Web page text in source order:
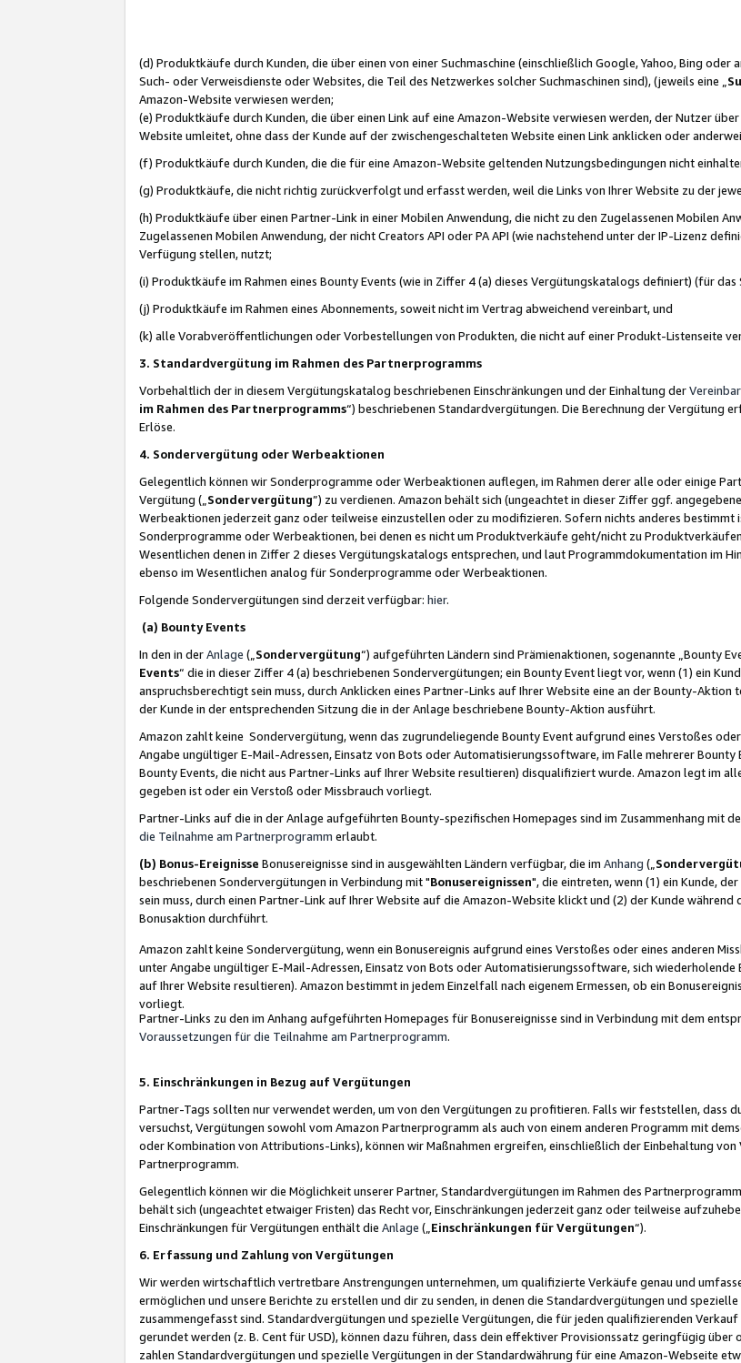
(d) Produktkäufe durch Kunden, die über einen von einer Suchmaschine (einschließlich Google, Yahoo, Bing
Such- oder Verweisdienste oder Websites, die Teil des Netzwerkes solcher Suchmaschinen sind), (jeweils eine „
Amazon-Website verwiesen werden;
(e) Produktkäufe durch Kunden, die über einen Link auf eine Amazon-Website verwiesen werden, der Nutzer
Website umleitet, ohne dass der Kunde auf der zwischengeschalteten Website einen Link anklicken oder
(f) Produktkäufe durch Kunden, die die für eine Amazon-Website geltenden Nutzungsbedingungen nicht
(g) Produktkäufe, die nicht richtig zurückverfolgt und erfasst werden, weil die Links von Ihrer Website zu der
(h) Produktkäufe über einen Partner-Link in einer Mobilen Anwendung, die nicht zu den Zugelassenen Mobilen
Zugelassenen Mobilen Anwendung, der nicht Creators API oder PA API (wie nachstehend unter der IP-Lizenz
Verfügung stellen, nutzt;
(i) Produktkäufe im Rahmen eines Bounty Events (wie in Ziffer 4 (a) dieses Vergütungskatalogs definiert) (für
(j) Produktkäufe im Rahmen eines Abonnements, soweit nicht im Vertrag abweichend vereinbart, und
(k) alle Vorabveröffentlichungen oder Vorbestellungen von Produkten, die nicht auf einer Produkt-Listenseite
3. Standardvergütung im Rahmen des Partnerprogramms
Vorbehaltlich der in diesem Vergütungskatalog beschriebenen Einschränkungen und der Einhaltung der
im Rahmen des Partnerprogramms“) beschriebenen Standardvergütungen. Die Berechnung der Vergütung
Erlöse.
4. Sondervergütung oder Werbeaktionen
Gelegentlich können wir Sonderprogramme oder Werbeaktionen auflegen, im Rahmen derer alle oder einige
Vergütung („ Sondervergütung”) zu verdienen. Amazon behält sich (ungeachtet in dieser Ziffer ggf.
Werbeaktionen jederzeit ganz oder teilweise einzustellen oder zu modifizieren. Sofern nichts anderes
Sonderprogramme oder Werbeaktionen, bei denen es nicht um Produktverkäufe geht/nicht zu
Wesentlichen denen in Ziffer 2 dieses Vergütungskatalogs entsprechen, und laut Programmdokumentation im
ebenso im Wesentlichen analog für Sonderprogramme oder Werbeaktionen.
Folgende Sondervergütungen sind derzeit verfügbar: hier.
(a) Bounty Events
In den in derAnlage („ Sondervergütung“) aufgeführten Ländern sind Prämienaktionen, sogenannte „Bounty
Events“ die in dieser Ziffer 4 (a) beschriebenen Sondervergütungen; ein Bounty Event liegt vor, wenn (1) ein
anspruchsberechtigt sein muss, durch Anklicken eines Partner-Links auf Ihrer Website eine an der Bounty-
der Kunde in der entsprechenden Sitzung die in der Anlage beschriebene Bounty-Aktion ausführt.
Amazon zahlt keine Sondervergütung, wenn das zugrundeliegende Bounty Event aufgrund eines Verstoßes
Angabe ungültiger E-Mail-Adressen, Einsatz von Bots oder Automatisierungssoftware, im Falle mehrerer
Bounty Events, die nicht aus Partner-Links auf Ihrer Website resultieren) disqualifiziert wurde. Amazon legt im
gegeben ist oder ein Verstoß oder Missbrauch vorliegt.
Partner-Links auf die in der Anlage aufgeführten Bounty-spezifischen Homepages sind im Zusammenhang mit
die Teilnahme am Partnerprogramm erlaubt.
(b) Bonus-Ereignisse Bonusereignisse sind in ausgewählten Ländern verfügbar, die im Anhang („
beschriebenen Sondervergütungen in Verbindung mit "Bonusereignissen", die eintreten, wenn (1) ein Kunde,
sein muss, durch einen Partner-Link auf Ihrer Website auf die Amazon-Website klickt und (2) der Kunde
Bonusaktion durchführt.
Amazon zahlt keine Sondervergütung, wenn ein Bonusereignis aufgrund eines Verstoßes oder eines anderen
unter Angabe ungültiger E-Mail-Adressen, Einsatz von Bots oder Automatisierungssoftware, sich wiederholende
auf Ihrer Website resultieren). Amazon bestimmt in jedem Einzelfall nach eigenem Ermessen, ob ein
vorliegt.
Partner-Links zu den im Anhang aufgeführten Homepages für Bonusereignisse sind in Verbindung mit dem
Voraussetzungen für die Teilnahme am Partnerprogramm.
5. Einschränkungen in Bezug auf Vergütungen
Partner-Tags sollten nur verwendet werden, um von den Vergütungen zu profitieren. Falls wir feststellen, dass
versuchst, Vergütungen sowohl vom Amazon Partnerprogramm als auch von einem anderen Programm mit
oder Kombination von Attributions-Links), können wir Maßnahmen ergreifen, einschließlich der Einbehaltung
Partnerprogramm.
Gelegentlich können wir die Möglichkeit unserer Partner, Standardvergütungen im Rahmen des
behält sich (ungeachtet etwaiger Fristen) das Recht vor, Einschränkungen jederzeit ganz oder teilweise
Einschränkungen für Vergütungen enthält die Anlage („ Einschränkungen für Vergütungen“).
6. Erfassung und Zahlung von Vergütungen
Wir werden wirtschaftlich vertretbare Anstrengungen unternehmen, um qualifizierte Verkäufe genau und
ermöglichen und unsere Berichte zu erstellen und dir zu senden, in denen die Standardvergütungen und
zusammengefasst sind. Standardvergütungen und spezielle Vergütungen, die für jeden qualifizierenden
gerundet werden (z. B. Cent für USD), können dazu führen, dass dein effektiver Provisionssatz geringfügig
zahlen Standardvergütungen und spezielle Vergütungen in der Standardwährung für eine Amazon-Webseite